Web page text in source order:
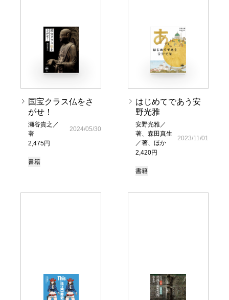
国宝クラス仏をさ
がせ！
瀬谷貴之／
著
2,475円
2024/05/30
書籍
はじめてであう安
野光雅
安野光雅／
著、森田真生
／著、ほか
2,420円
2023/11/01
書籍